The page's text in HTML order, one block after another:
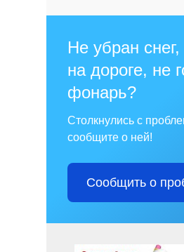
Не убран
на дороге, не
фонарь?
Столкнулись с
сообщите о ней!
Сообщить о